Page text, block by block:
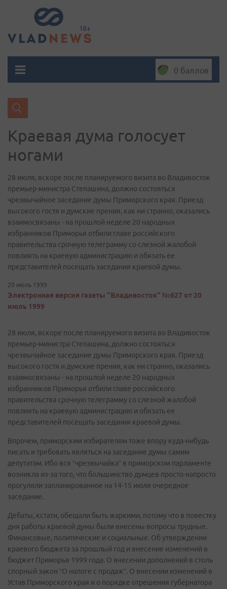
0 баллов
Краевая дума голосует
ногами
28 июля, вскоре после планируемого визита во Владивосток
премьер-министра Степашина, должно состояться
чрезвычайное заседание думы Приморского края. Приезд
высокого гостя и думские прения, как ни странно, оказались
взаимосвязаны - на прошлой неделе 20 народных
избранников Приморья отбили главе российского
правительства срочную телеграмму со слезной жалобой
повлиять на краевую администрацию и обязать ее
представителей посещать заседания краевой думы.
20 июль 1999
Электронная версия газеты "Владивосток" №627 от 20
июль 1999
28 июля, вскоре после планируемого визита во Владивосток
премьер-министра Степашина, должно состояться
чрезвычайное заседание думы Приморского края. Приезд
высокого гостя и думские прения, как ни странно, оказались
взаимосвязаны - на прошлой неделе 20 народных
избранников Приморья отбили главе российского
правительства срочную телеграмму со слезной жалобой
повлиять на краевую администрацию и обязать ее
представителей посещать заседания краевой думы.
Впрочем, приморским избирателям тоже впору куда-нибудь
писать и требовать являться на заседание думы самим
депутатам. Ибо вся “чрезвычайка” в приморском парламенте
возникла из-за того, что большинство думцев просто-напросто
прогуляли запланированное на 14-15 июля очередное
заседание.
Дебаты, кстати, обещали быть жаркими, потому что в повестку
дня работы краевой думы были внесены вопросы трудные.
Финансовые, политические и социальные. Об утверждении
краевого бюджета за прошлый год и внесение изменений в
бюджет Приморья 1999 года. О внесении дополнений в столь
спорный закон “О налоге с продаж”. О внесении изменений в
Устав Приморского края и о порядке отрешения губернатора